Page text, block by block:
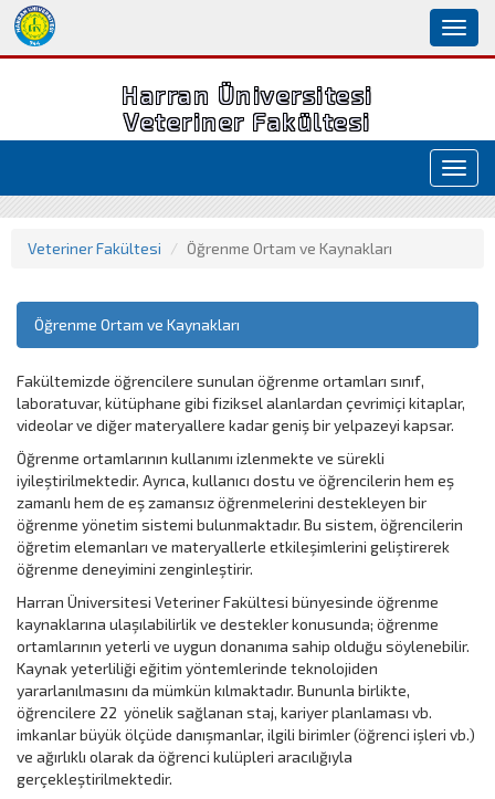
Harran Üniversitesi
Veteriner Fakültesi
Veteriner Fakültesi Öğrenme Ortam ve Kaynakları
Öğrenme Ortam ve Kaynakları
Fakültemizde öğrencilere sunulan öğrenme ortamları sınıf,
laboratuvar, kütüphane gibi fiziksel alanlardan çevrimiçi kitaplar,
videolar ve diğer materyallere kadar geniş bir yelpazeyi kapsar.
Öğrenme ortamlarının kullanımı izlenmekte ve sürekli
iyileştirilmektedir. Ayrıca, kullanıcı dostu ve öğrencilerin hem eş
zamanlı hem de eş zamansız öğrenmelerini destekleyen bir
öğrenme yönetim sistemi bulunmaktadır. Bu sistem, öğrencilerin
öğretim elemanları ve materyallerle etkileşimlerini geliştirerek
öğrenme deneyimini zenginleştirir.
Harran Üniversitesi Veteriner Fakültesi bünyesinde öğrenme
kaynaklarına ulaşılabilirlik ve destekler konusunda; öğrenme
ortamlarının yeterli ve uygun donanıma sahip olduğu söylenebilir.
Kaynak yeterliliği eğitim yöntemlerinde teknolojiden
yararlanılmasını da mümkün kılmaktadır. Bununla birlikte,
öğrencilere 22 yönelik sağlanan staj, kariyer planlaması vb.
imkanlar büyük ölçüde danışmanlar, ilgili birimler (öğrenci işleri vb.)
ve ağırlıklı olarak da öğrenci kulüpleri aracılığıyla
gerçekleştirilmektedir.